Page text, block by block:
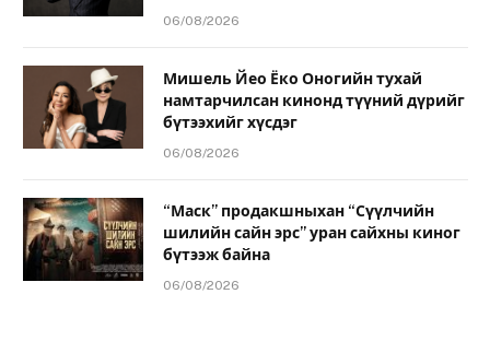
06/08/2026
Мишель Йео Ёко Оногийн тухай
намтарчилсан кинонд түүний дүрийг
бүтээхийг хүсдэг
06/08/2026
“Маск” продакшныхан “Сүүлчийн
шилийн сайн эрс” уран сайхны киног
бүтээж байна
06/08/2026